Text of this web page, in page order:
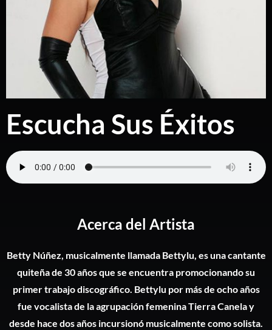
Escucha Sus Éxitos
Acerca del Artista
BettyNúñez, musicalmente llamada Bettylu, es una cantante
quiteña de 30 años que se encuentra promocionando su
primer trabajo discográfico. Bettylu por más de ocho años
fue vocalista de la agrupación femenina Tierra Canela y
desde hace dos años incursionó musicalmente como solista.